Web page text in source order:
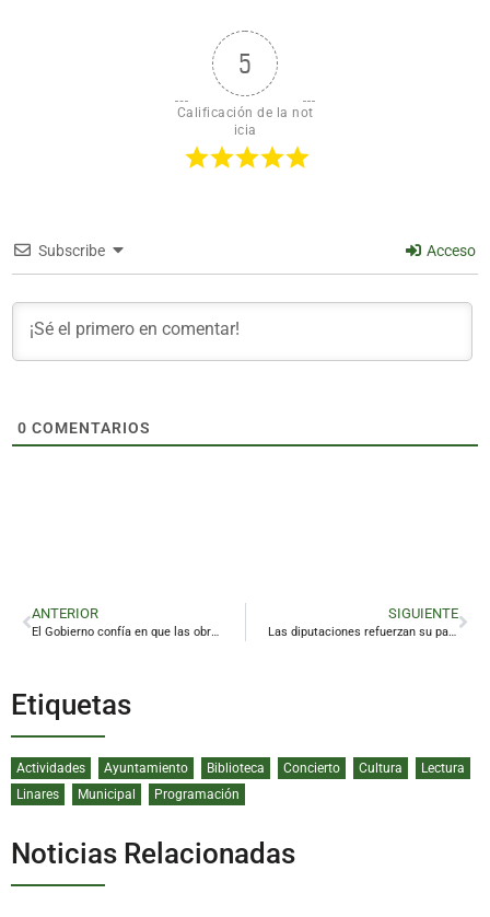
5
Calificación de la not
icia
Subscribe Acceso
0 COMENTARIOS
ANTERIOR
El Gobierno confía en que las obras de mejora del firme en la A-44 puedan comenzar en la primavera de 2026
SIGUIENTE
Las diputaciones refuerzan su papel como administración necesaria y cercana a los ciudadanos
Etiquetas
Actividades Ayuntamiento Biblioteca Concierto Cultura
Lectura
Linares
Municipal Programación
Noticias Relacionadas